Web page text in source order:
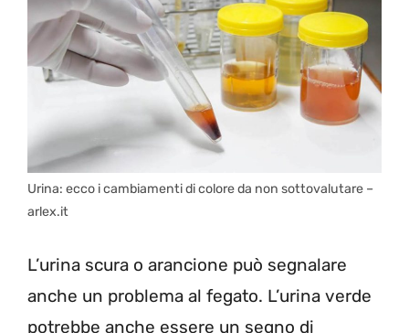
Urina: ecco i cambiamenti di colore da non sottovalutare –
arlex.it
L’urina scura o arancione può segnalare
anche un problema al fegato. L’urina verde
potrebbe anche essere un segno di